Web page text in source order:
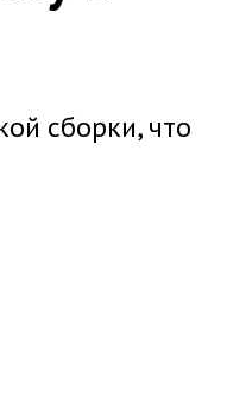
сборки, что